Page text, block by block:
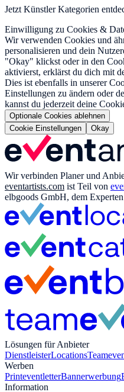
Jetzt Künstler Kategorien
Einwilligung zu Cookies &
Wir verwenden Cookies und
personalisieren und dein
"Okay" klickst oder in den
aktivierst, erklärst du dich mit
Dies ist ebenfalls in unserer
Einstellungen zu ändern oder
kannst du jederzeit deine
Optionale Cookies ablehnen
Cookie Einstellungen
Okay
Wir verbinden Planer und
eventartists.com ist Teil von
elbgoods GmbH, dem
Lösungen für Anbieter
DienstleisterLocations
Werben
PrinteventletterBannerwerbung
Information